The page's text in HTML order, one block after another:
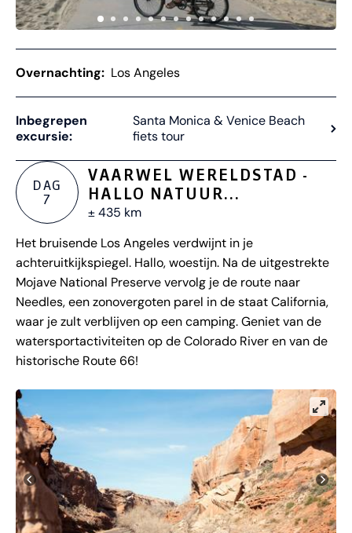
Overnachting: Los Angeles
Inbegrepen
excursie:
Santa Monica & Venice Beach
fiets tour
DAG
7
VAARWEL WERELDSTAD -
HALLO NATUUR...
± 435 km
Het bruisende Los Angeles verdwijnt in je
achteruitkijkspiegel. Hallo, woestijn. Na de uitgestrekte
Mojave National Preserve vervolg je de route naar
Needles, een zonovergoten parel in de staat California,
waar je zult verblijven op een camping. Geniet van de
watersportactiviteiten op de Colorado River en van de
historische Route 66!